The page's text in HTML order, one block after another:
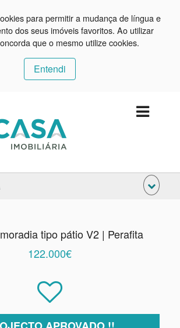
para permitir a mudança de língua e
dos seus imóveis favoritos. Ao utilizar
que o mesmo utilize cookies.
Entendi
tipo pátio V2 | Perafita
122.000€